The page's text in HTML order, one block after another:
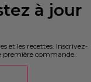
à jour
et les recettes. Inscrivez-
première commande.